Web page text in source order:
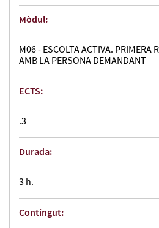
Mòdul:
M06 - ESCOLTA ACTIVA. PRIMERA
AMB LA PERSONA DEMANDANT
ECTS:
.3
Durada:
3 h.
Contingut: